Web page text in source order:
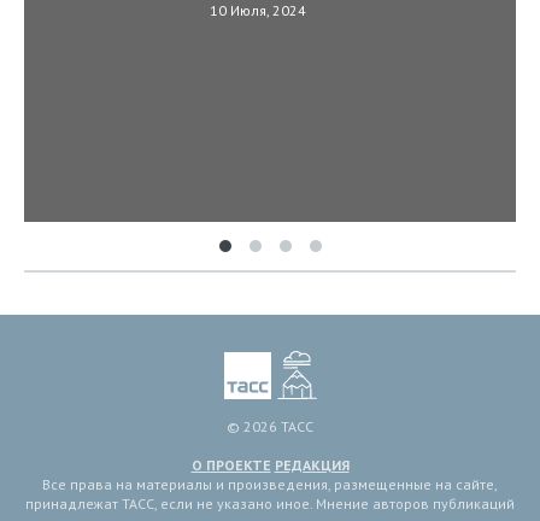
10 Июля, 2024
© 2026 ТАСС
О ПРОЕКТЕ РЕДАКЦИЯ
Все права на материалы и произведения, размещенные на сайте,
принадлежат ТАСС, если не указано иное. Мнение авторов публикаций